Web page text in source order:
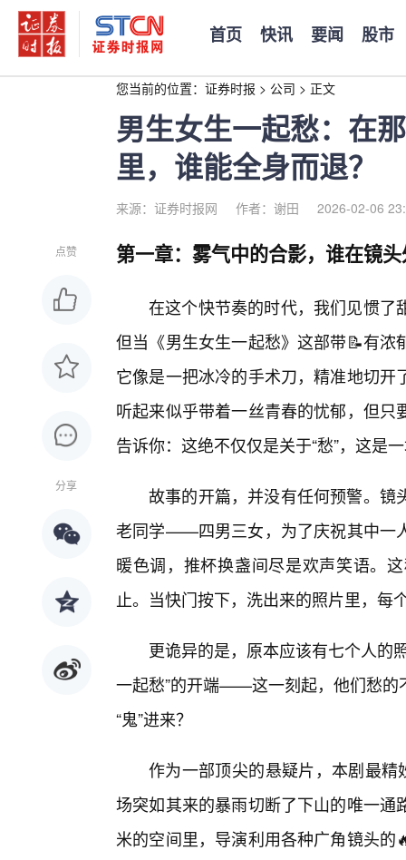
首页 快讯 要闻 股市
您当前的位置： 证券时报 > 公司 > 正文
男生女生一起愁：在
里，谁能全身而退？
来源：证券时报网 作者：谢田 2026-02-06
点赞
分享
第一章：雾气中的合影，谁在镜
在这个快节奏的时代，我们见惯了
但当《男生女生一起愁》这部带📝有
它像是一把冰冷的手术刀，精准地切
听起来似乎带着一丝青春的忧郁，但
告诉你：这绝不仅仅是关于“愁”，这是
故事的开篇，并没有任何预警。镜
老同学——四男三女，为了庆祝其中一
暖色调，推杯换盏间尽是欢声笑语。
止。当快门按下，洗出来的照片里，每
更诡异的是，原本应该有七个人的
一起愁”的开端——这一刻起，他们愁的
“鬼”进来？
作为一部顶尖的悬疑片，本剧最精
场突如其来的暴雨切断了下山的唯一
米的空间里，导演利用各种广角镜头